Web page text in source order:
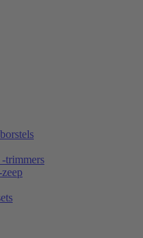
trimmers